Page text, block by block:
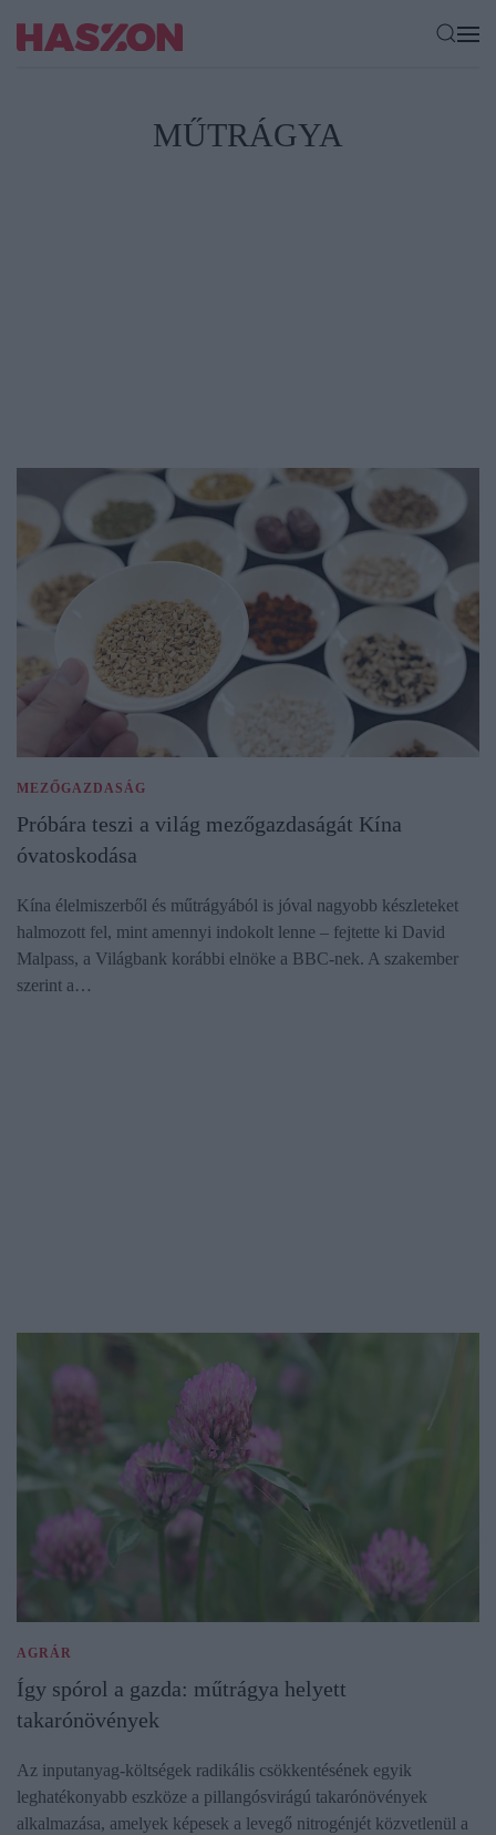
MŰTRÁGYA
MEZŐGAZDASÁG
Próbára teszi a világ mezőgazdaságát Kína
óvatoskodása
Kína élelmiszerből és műtrágyából is jóval nagyobb készleteket
halmozott fel, mint amennyi indokolt lenne – fejtette ki David
Malpass, a Világbank korábbi elnöke a BBC-nek. A szakember
szerint a…
AGRÁR
Így spórol a gazda: műtrágya helyett
takarónövények
Az inputanyag-költségek radikális csökkentésének egyik
leghatékonyabb eszköze a pillangósvirágú takarónövények
alkalmazása, amelyek képesek a levegő nitrogénjét közvetlenül a